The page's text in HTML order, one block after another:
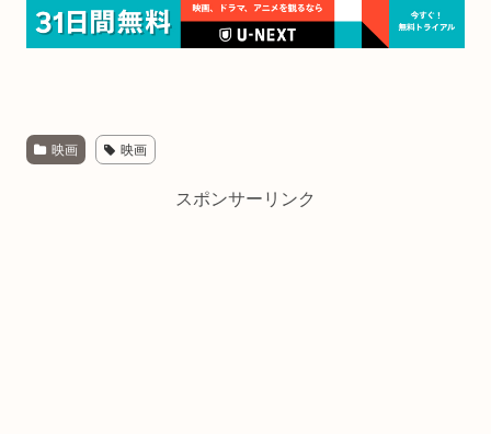
映画 映画
スポンサーリンク